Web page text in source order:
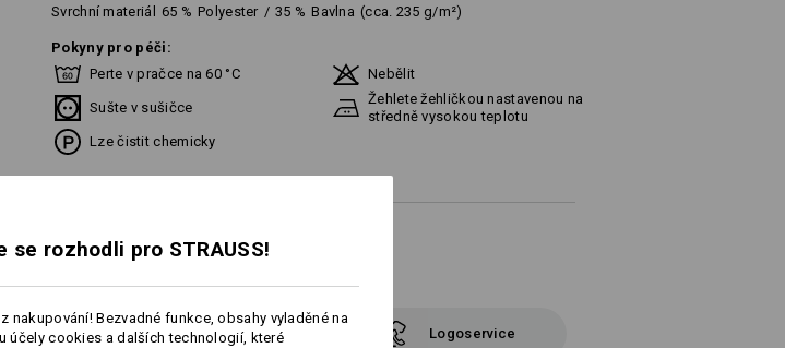
Svrchní materiál
65 % Polyester / 35 % Bavlna (cca. 235 g/m²)
Pokyny pro péči:
Perte v pračce na 60 °C
Nebělit
Sušte v sušičce
Žehlete žehličkou nastavenou na
středně vysokou teplotu
Lze čistit chemicky
Personalizace:
Vlastní návrh Logoservice
se rozhodli pro STRAUSS!
nakupování! Bezvadné funkce, obsahy vyladěné na
účely cookies a dalších technologií, které